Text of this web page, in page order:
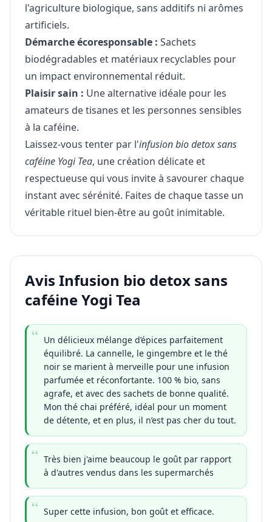
l'agriculture biologique, sans additifs ni arômes
artificiels.
Démarche écoresponsable : Sachets
biodégradables et matériaux recyclables pour
un impact environnemental réduit.
Plaisir sain : Une alternative idéale pour les
amateurs de tisanes et les personnes sensibles
à la caféine.
Laissez-vous tenter par l'infusion bio detox sans
caféine Yogi Tea, une création délicate et
respectueuse qui vous invite à savourer chaque
instant avec sérénité. Faites de chaque tasse un
véritable rituel bien-être au goût inimitable.
Avis Infusion bio detox sans
caféine Yogi Tea
Un délicieux mélange d’épices parfaitement
équilibré. La cannelle, le gingembre et le thé
noir se marient à merveille pour une infusion
parfumée et réconfortante. 100 % bio, sans
agrafe, et avec des sachets de bonne qualité.
Mon thé chai préféré, idéal pour un moment
de détente, et en plus, il n’est pas cher du tout.
Très bien j'aime beaucoup le goût par rapport
à d'autres vendus dans les supermarchés
Super cette infusion, bon goût et efficace.